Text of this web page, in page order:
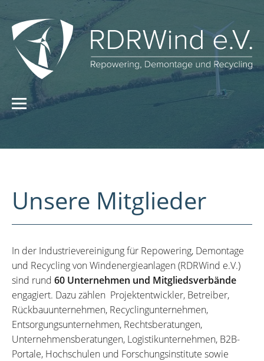
Unsere Mitglieder
In der Industrievereinigung für Repowering, Demontage
und Recycling von Windenergieanlagen (RDRWind e.V.)
sind rund 60 Unternehmen und Mitgliedsverbände
engagiert. Dazu zählen Projektentwickler, Betreiber,
Rückbauunternehmen, Recyclingunternehmen,
Entsorgungsunternehmen, Rechtsberatungen,
Unternehmensberatungen, Logistikunternehmen, B2B-
Portale, Hochschulen und Forschungsinstitute sowie